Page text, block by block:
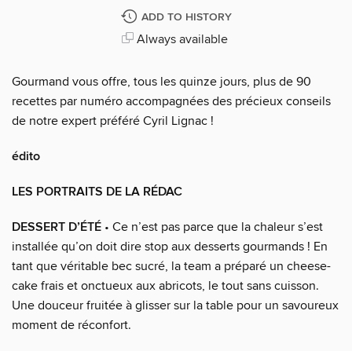
ADD TO HISTORY
Always available
Gourmand vous offre, tous les quinze jours, plus de 90
recettes par numéro accompagnées des précieux conseils
de notre expert préféré Cyril Lignac !
édito
LES PORTRAITS DE LA RÉDAC
DESSERT D’ÉTÉ • Ce n’est pas parce que la chaleur s’est
installée qu’on doit dire stop aux desserts gourmands ! En
tant que véritable bec sucré, la team a préparé un cheese-
cake frais et onctueux aux abricots, le tout sans cuisson.
Une douceur fruitée à glisser sur la table pour un savoureux
moment de réconfort.